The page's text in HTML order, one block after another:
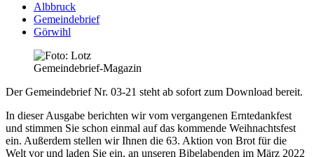
Albbruck
Gemeindebrief
Görwihl
Gemeindebrief-Magazin
Der Gemeindebrief Nr. 03-21 steht ab sofort zum Download bereit.
In dieser Ausgabe berichten wir vom vergangenen Erntedankfest
und stimmen Sie schon einmal auf das kommende Weihnachtsfest
ein. Außerdem stellen wir Ihnen die 63. Aktion von Brot für die
Welt vor und laden Sie ein, an unseren Bibelabenden im März 2022